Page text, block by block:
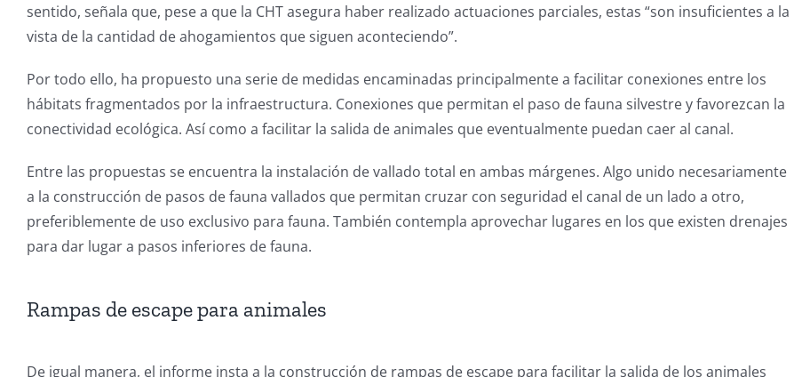
sentido, señala que, pese a que la CHT asegura haber realizado actuaciones parciales, estas “son insuficientes a la
vista de la cantidad de ahogamientos que siguen aconteciendo”.
Por todo ello, ha propuesto una serie de medidas encaminadas principalmente a facilitar conexiones entre los
hábitats fragmentados por la infraestructura. Conexiones que permitan el paso de fauna silvestre y favorezcan la
conectividad ecológica. Así como a facilitar la salida de animales que eventualmente puedan caer al canal.
Entre las propuestas se encuentra la instalación de vallado total en ambas márgenes. Algo unido necesariamente
a la construcción de pasos de fauna vallados que permitan cruzar con seguridad el canal de un lado a otro,
preferiblemente de uso exclusivo para fauna. También contempla aprovechar lugares en los que existen drenajes
para dar lugar a pasos inferiores de fauna.
Rampas de escape para animales
De igual manera, el informe insta a la construcción de rampas de escape para facilitar la salida de los animales